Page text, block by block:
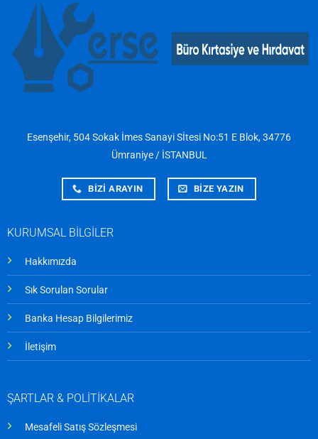
Esenşehir, 504 Sokak İmes Sanayi Sİtesi No:51 E Blok, 34776
Ümraniye / İSTANBUL
BİZİ ARAYIN BİZE YAZIN
KURUMSAL BİLGİLER
Hakkımızda
Sık Sorulan Sorular
Banka Hesap Bilgilerimiz
İletişim
ŞARTLAR & POLİTİKALAR
Mesafeli Satış Sözleşmesi